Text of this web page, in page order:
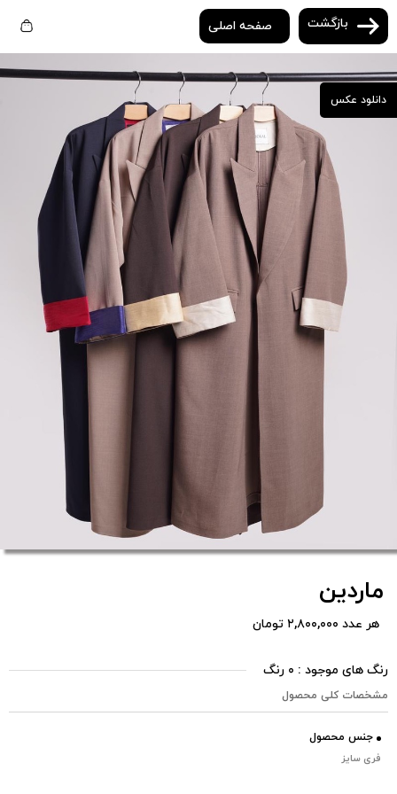
بازگشت صفحه اصلی
دانلود عکس
ماردین
هر عدد ۲,۸۰۰,۰۰۰ تومان
رنگ های موجود : ۰ رنگ
مشخصات کلی محصول
جنس محصول
فری سایز